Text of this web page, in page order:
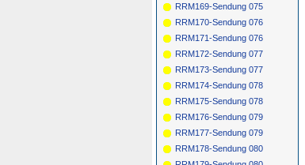
RRM169-Sendung 075
RRM170-Sendung 076
RRM171-Sendung 076
RRM172-Sendung 077
RRM173-Sendung 077
RRM174-Sendung 078
RRM175-Sendung 078
RRM176-Sendung 079
RRM177-Sendung 079
RRM178-Sendung 080